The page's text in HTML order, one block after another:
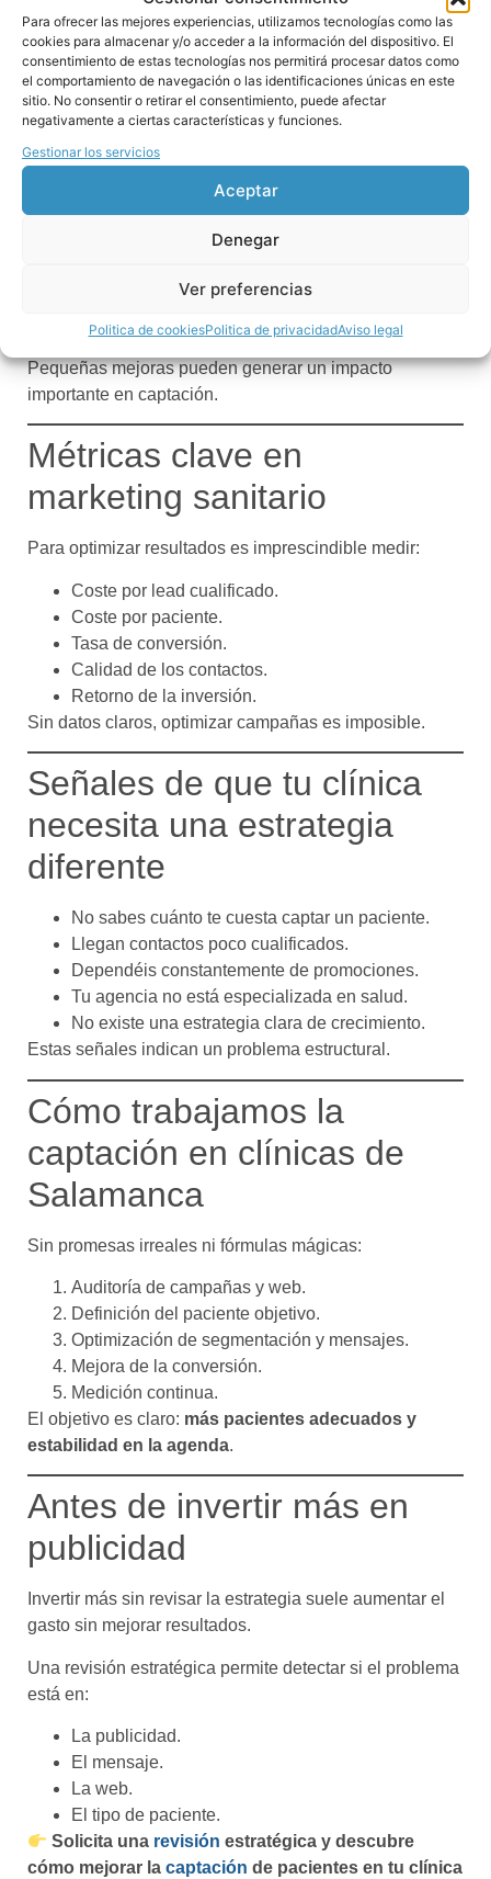
Para ofrecer las mejores experiencias, utilizamos tecnologías como las
cookies para almacenar y/o acceder a la información del dispositivo. El
consentimiento de estas tecnologías nos permitirá procesar datos como
el comportamiento de navegación o las identificaciones únicas en este
sitio. No consentir o retirar el consentimiento, puede afectar
negativamente a ciertas características y funciones.
Gestionar los servicios
Aceptar
Denegar
Ver preferencias
Politica de cookiesPolitica de privacidadAviso legal
La importancia de una web
optimizada
Muchas clínicas tienen tráfico web, pero pocas
conversiones.
Una web sanitaria eficaz debe:
Explicar claramente los servicios.
Transmitir profesionalidad y confianza.
Estar optimizada para móvil.
Pequeñas mejoras pueden generar un impacto
importante en captación.
Métricas clave en
marketing sanitario
Para optimizar resultados es imprescindible medir:
Coste por lead cualificado.
Coste por paciente.
Tasa de conversión.
Calidad de los contactos.
Retorno de la inversión.
Sin datos claros, optimizar campañas es imposible.
Señales de que tu clínica
necesita una estrategia
diferente
No sabes cuánto te cuesta captar un paciente.
Llegan contactos poco cualificados.
Dependéis constantemente de promociones.
Tu agencia no está especializada en salud.
No existe una estrategia clara de crecimiento.
Estas señales indican un problema estructural.
Cómo trabajamos la
captación en clínicas de
Salamanca
Sin promesas irreales ni fórmulas mágicas:
Auditoría de campañas y web.
Definición del paciente objetivo.
Optimización de segmentación y mensajes.
Mejora de la conversión.
Medición continua.
El objetivo es claro: más pacientes adecuados y
estabilidad en la agenda.
Antes de invertir más en
publicidad
Invertir más sin revisar la estrategia suele aumentar el
gasto sin mejorar resultados.
Una revisión estratégica permite detectar si el problema
está en:
La publicidad.
El mensaje.
La web.
El tipo de paciente.
Solicita una revisiónestratégica y descubre
cómo mejorar la captación de pacientes en tu clínica